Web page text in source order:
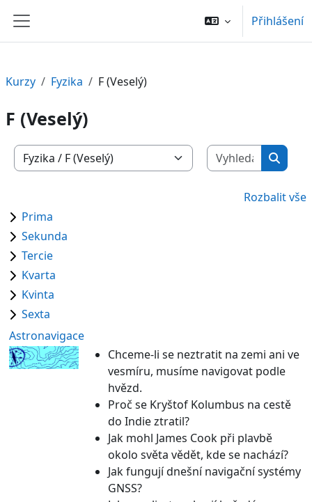
Boční panel
Přihlášení
Kurzy Fyzika F (Veselý)
F (Veselý)
Kategorie kurzů
Rozbalit vše
Prima
Sekunda
Tercie
Kvarta
Kvinta
Sexta
Astronavigace
Chceme-li se neztratit na zemi ani ve
vesmíru, musíme navigovat podle
hvězd.
Proč se Kryštof Kolumbus na cestě
do Indie ztratil?
Jak mohl James Cook při plavbě
okolo světa vědět, kde se nachází?
Jak fungují dnešní navigační systémy
GNSS?